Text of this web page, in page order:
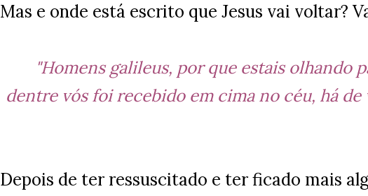
Mas e onde está escrito que Jesus vai voltar?
"Homens galileus, por que estais olhando
dentre vós foi recebido em cima no céu, há
Depois de ter ressuscitado e ter ficado mais